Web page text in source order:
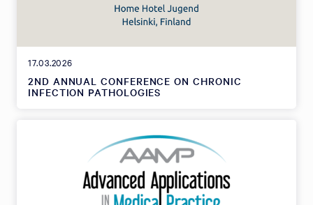
17.03.2026
2ND ANNUAL CONFERENCE ON CHRONIC
INFECTION PATHOLOGIES